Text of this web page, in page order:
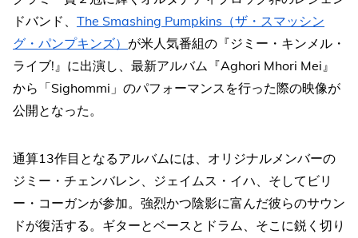
ドバンド、 The Smashing Pumpkins（ザ・スマッシン
グ・パンプキンズ） が米人気番組の『ジミー・キンメル・
ライブ!』に出演し、最新アルバム『Aghori Mhori Mei』
から「Sighommi」のパフォーマンスを行った際の映像が
公開となった。
通算13作目となるアルバムには、オリジナルメンバーの
ジミー・チェンバレン、ジェイムス・イハ、そしてビリ
ー・コーガンが参加。強烈かつ陰影に富んだ彼らのサウン
ドが復活する。ギターとベースとドラム、そこに鋭く切り